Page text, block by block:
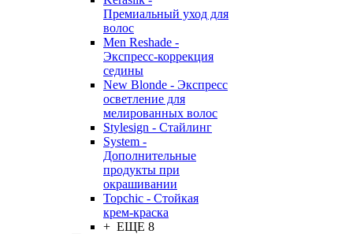
Премиальный уход для
волос
Men Reshade -
Экспресс-коррекция
седины
New Blonde - Экспресс
осветление для
мелированных волос
Stylesign - Стайлинг
System -
Дополнительные
продукты при
окрашивании
Topchic - Стойкая
крем-краска
+ ЕЩЕ 8